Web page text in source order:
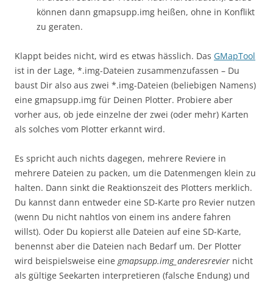
können dann gmapsupp.img heißen, ohne in Konflikt
zu geraten.
Klappt beides nicht, wird es etwas hässlich. Das GMapTool
ist in der Lage, *.img-Dateien zusammenzufassen – Du
baust Dir also aus zwei *.img-Dateien (beliebigen Namens)
eine gmapsupp.img für Deinen Plotter. Probiere aber
vorher aus, ob jede einzelne der zwei (oder mehr) Karten
als solches vom Plotter erkannt wird.
Es spricht auch nichts dagegen, mehrere Reviere in
mehrere Dateien zu packen, um die Datenmengen klein zu
halten. Dann sinkt die Reaktionszeit des Plotters merklich.
Du kannst dann entweder eine SD-Karte pro Revier nutzen
(wenn Du nicht nahtlos von einem ins andere fahren
willst). Oder Du kopierst alle Dateien auf eine SD-Karte,
benennst aber die Dateien nach Bedarf um. Der Plotter
wird beispielsweise eine gmapsupp.img_anderesrevier nicht
als gültige Seekarten interpretieren (falsche Endung) und